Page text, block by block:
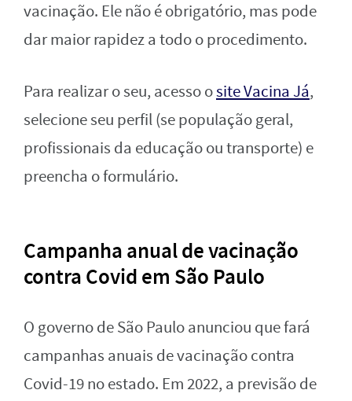
vacinação. Ele não é obrigatório, mas pode
dar maior rapidez a todo o procedimento.
Para realizar o seu, acesso osite Vacina Já,
selecione seu perfil (se população geral,
profissionais da educação ou transporte) e
preencha o formulário.
Campanha anual de vacinação
contra Covid em São Paulo
O governo de São Paulo anunciou que fará
campanhas anuais de vacinação contra
Covid-19 no estado. Em 2022, a previsão de